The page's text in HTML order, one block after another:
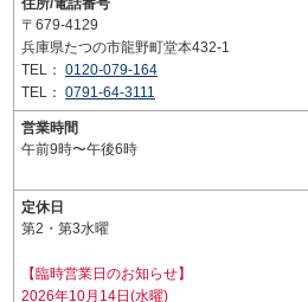
住所/電話番号
〒679-4129
兵庫県たつの市龍野町堂本432-1
TEL： 0120-079-164
TEL： 0791-64-3111
営業時間
午前9時〜午後6時
定休日
第2・第3水曜
【臨時営業日のお知らせ】
2026年10月14日(水曜)